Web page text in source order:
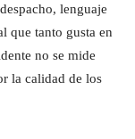
lenguaje
que tanto gusta en
no se mide
la calidad de los